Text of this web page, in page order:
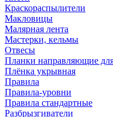
Краскораспылители
Макловицы
Малярная лента
Мастерки, кельмы
Отвесы
Планки направляющие
Плёнка укрывная
Правила
Правила-уровни
Правила стандартные
Разбрызгиватели